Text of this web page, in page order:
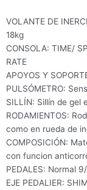
VOLANTE DE
18kg
CONSOLA: TIME/
RATE
APOYOS Y
PULSÓMETRO:
SILLÍN: Sillín de gel
RODAMIENTOS:
como en rueda de
COMPOSICIÓN:
con funcion
PEDALES: Normal
EJE PEDALIER: